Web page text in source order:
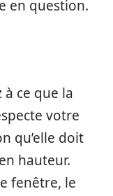
en question.
ce que la
votre
qu’elle doit
hauteur.
fenêtre, le